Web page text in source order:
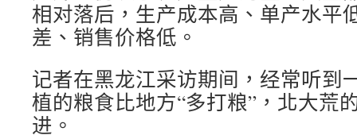
相对落后，生产成本高、单产水平
差、销售价格低。
记者在黑龙江采访期间，经常听到
植的粮食比地方“多打粮”，北大荒
进。